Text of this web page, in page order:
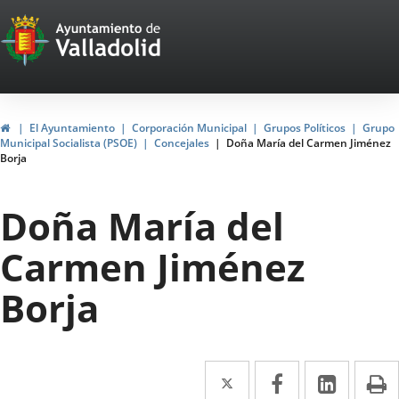
Portal
Web
del
Ayuntamiento
de
InicioEl Ayuntamiento Corporación Municipal Grupos Políticos
Grupo
Municipal Socialista (PSOE)
Concejales
Doña María del Carmen Jiménez
Borja
Doña María del
Carmen Jiménez
Borja
Twitter
Enlace Facebook
EnlaceEnlace